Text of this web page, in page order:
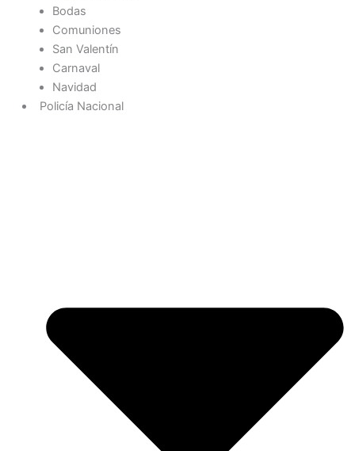
Bodas
Comuniones
San Valentín
Carnaval
Navidad
Policía Nacional